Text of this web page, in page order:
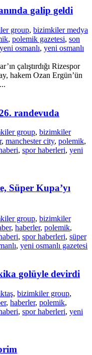
galip geldi
group, bizimkiler medya
, polemik gazetesi, son
yeni osmanlı, yeni osmanlı
çalıştırdığı Rizespor
hakem Ozan Ergün’ün
randevuda
group, bizimkiler
, manchester city, polemik,
, spor haberleri, yeni
Süper Kupa’yı
group, bizimkiler
, haberler, polemik,
, spor haberleri, süper
, yeni osmanlı gazetesi
golüyle devirdi
, bizimkiler group,
, haberler, polemik,
, spor haberleri, yeni